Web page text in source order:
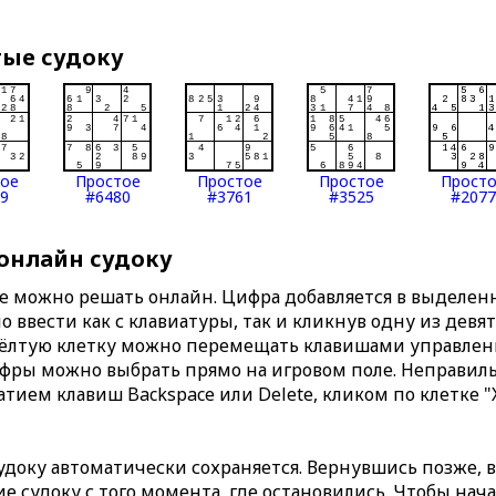
судоку
Простое
#6480
Простое
#3761
Простое
#3525 #2077
судоку
можно решать онлайн. Цифра добавляется в
как с клавиатуры, так и кликнув одну из
клетку можно перемещать клавишами
можно выбрать прямо на игровом поле.
клавиш Backspace или Delete, кликом по клетке
автоматически сохраняется. Вернувшись позже,